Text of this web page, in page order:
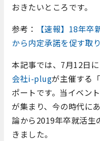
おきたいところです。
参考：
【速報】18年
から内定承諾を促す取
本記事では、7月12日
会社i-plugが主催する「
ポートです。当イベン
が集まり、今の時代に
論から2019年卒就活生
きました。